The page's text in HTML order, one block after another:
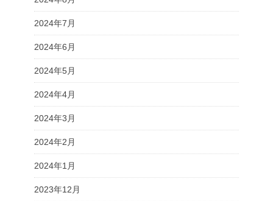
2024年7月
2024年6月
2024年5月
2024年4月
2024年3月
2024年2月
2024年1月
2023年12月